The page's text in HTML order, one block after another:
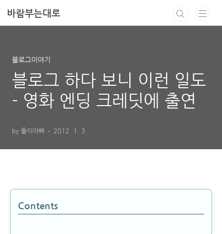
바람부는대로
블로그이야기
블로그 하다 보니 이런 일도
- 영화 엔딩 크레딧에 출연
by 돌이아빠 2012. 1. 3.
Contents